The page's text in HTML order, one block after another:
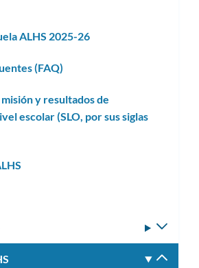
ALHS 2025-26
(FAQ)
y resultados de
escolar (SLO, por sus siglas